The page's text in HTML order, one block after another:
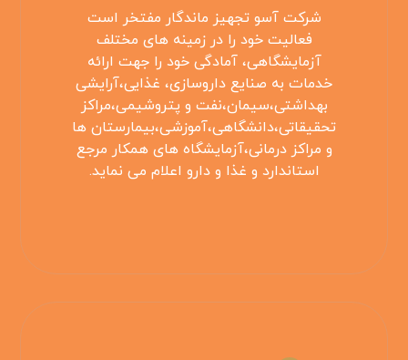
شرکت آسو تجهیز ماندگار مفتخر است
فعالیت خود را در زمینه های مختلف
آزمایشگاهی، آمادگی خود را جهت ارائه
خدمات به صنایع داروسازی، غذایی،آرایشی
بهداشتی،سیمان،نفت و پتروشیمی،مراکز
تحقیقاتی،دانشگاهی،آموزشی،بیمارستان ها
و مراکز درمانی،آزمایشگاه های همکار مرجع
استاندارد و غذا و دارو اعلام می نماید.